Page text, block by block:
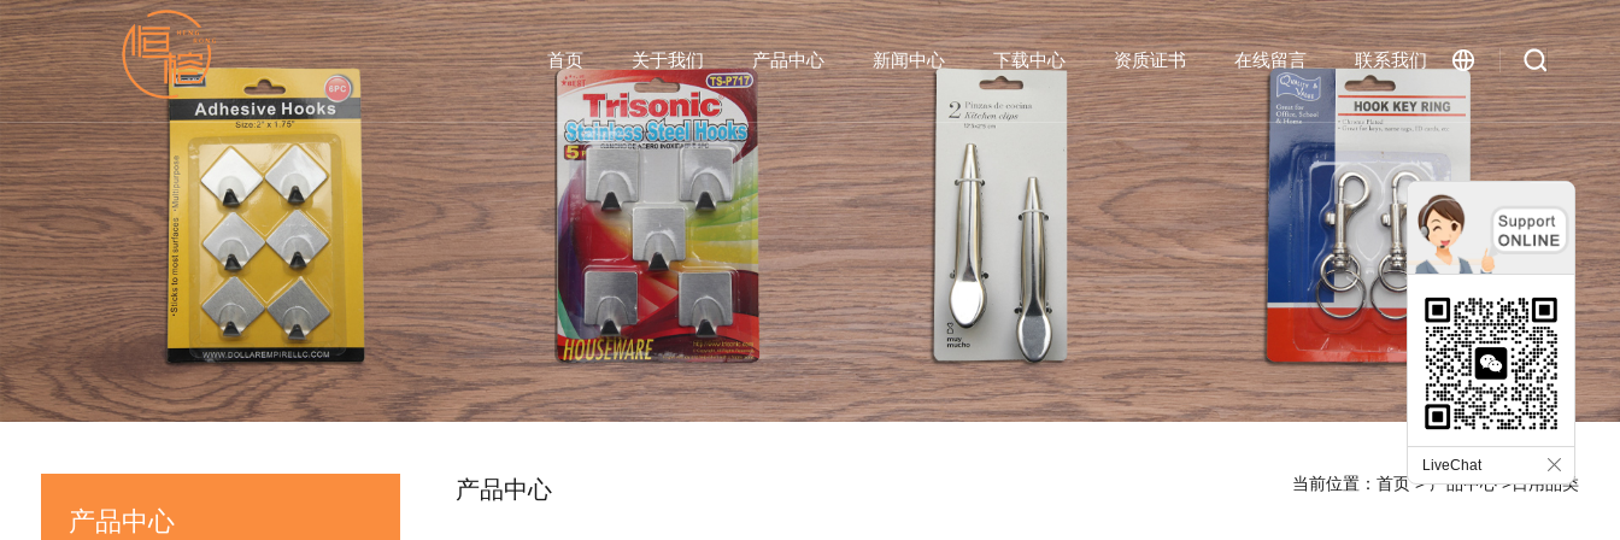
English
首页 关于我们 产品中心 新闻中心 下载中心 资质证书 在线留言 联系我们
产品中心
产品中心 当前位置：首页>产品中心>日用品类
LiveChat